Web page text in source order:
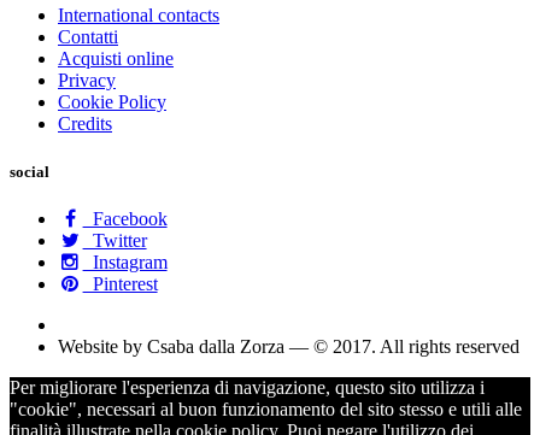
International contacts
Contatti
Acquisti online
Privacy
Cookie Policy
Credits
social
Facebook
Twitter
Instagram
Pinterest
Website by Csaba dalla Zorza — © 2017. All rights reserved
Per migliorare l'esperienza di navigazione, questo sito utilizza i
"cookie", necessari al buon funzionamento del sito stesso e utili alle
finalità illustrate nella cookie policy. Puoi negare l'utilizzo dei